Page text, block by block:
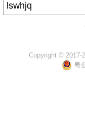
Copyright © 2017-
粤